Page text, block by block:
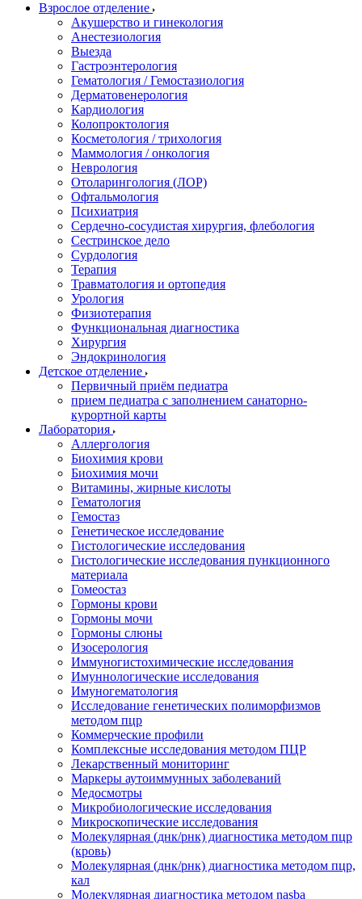
Взрослое отделение
Акушерство и гинекология
Анестезиология
Выезда
Гастроэнтерология
Гематология / Гемостазиология
Дерматовенерология
Кардиология
Колопроктология
Косметология / трихология
Маммология / онкология
Неврология
Отоларингология (ЛОР)
Офтальмология
Психиатрия
Сердечно-сосудистая хирургия, флебология
Сестринское дело
Сурдология
Терапия
Травматология и ортопедия
Урология
Физиотерапия
Функциональная диагностика
Хирургия
Эндокринология
Детское отделение
Первичный приём педиатра
прием педиатра с заполнением санаторно-
курортной карты
Лаборатория
Аллергология
Биохимия крови
Биохимия мочи
Витамины, жирные кислоты
Гематология
Гемостаз
Генетическое исследование
Гистологические исследования
Гистологические исследования пункционного
материала
Гомеостаз
Гормоны крови
Гормоны мочи
Гормоны слюны
Изосерология
Иммуногистохимические исследования
Имуннологические исследования
Имуногематология
Исследование генетических полиморфизмов
методом пцр
Коммерческие профили
Комплексные исследования методом ПЦР
Лекарственный мониторинг
Маркеры аутоиммунных заболеваний
Медосмотры
Микробиологические исследования
Микроскопические исследования
Молекулярная (днк/рнк) диагностика методом пцр
(кровь)
Молекулярная (днк/рнк) диагностика методом пцр,
кал
Молекулярная диагностика методом nasba